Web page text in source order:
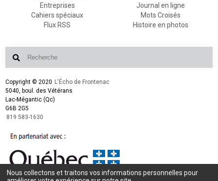
Entreprises
Cahiers spéciaux
Flux RSS
Journal en ligne
Mots Croisés
Histoire en photos
Copyright © 2020 L'Écho de Frontenac
5040, boul. des Vétérans
Lac-Mégantic (Qc)
G6B 2G5
819 583-1630
Nous collectons et traitons vos informations personnelles pour